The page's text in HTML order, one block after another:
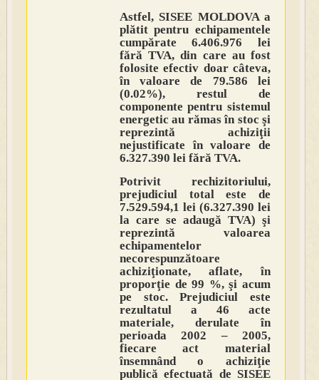
Astfel, SISEE MOLDOVA a
plătit pentru echipamentele
cumpărate 6.406.976 lei
fără TVA, din care au fost
folosite efectiv doar câteva,
în valoare de 79.586 lei
(0.02%), restul de
componente pentru sistemul
energetic au rămas în stoc şi
reprezintă achiziţii
nejustificate în valoare de
6.327.390 lei fără TVA.
Potrivit rechizitoriului,
prejudiciul total este de
7.529.594,1 lei (6.327.390 lei
la care se adaugă TVA) şi
reprezintă valoarea
echipamentelor
necorespunzătoare
achiziţionate, aflate, în
proporţie de 99 %, şi acum
pe stoc. Prejudiciul este
rezultatul a 46 acte
materiale, derulate în
perioada 2002 – 2005,
fiecare act material
însemnând o achiziţie
publică efectuată de SISEE